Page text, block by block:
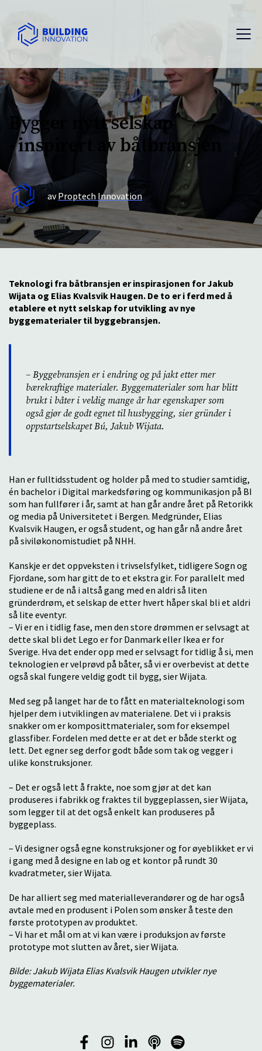
Bygger nytt selskap
- inspirert av båtbransjen
avProptech Innovation
Teknologi fra båtbransjen er inspirasjonen forJakub
Wijata og Elias Kvalsvik Haugen. De to er i ferd med å
etablere et nytt selskap for utvikling av nye
byggematerialer til byggebransjen.
– Byggebransjen er i endring og på jakt etter mer
bærekraftige materialer. Byggematerialer som har blitt
brukt i båter i veldig mange år har egenskaper som
også gjør de godt egnet til husbygging, sier gründer i
oppstartselskapet Bú, Jakub Wijata.
Han er fulltidsstudent og holder på med to studier samtidig,
én bachelor i Digital markedsføring og kommunikasjon på BI
som han fullfører i år, samt at han går andre året på Retorikk
og media på Universitetet i Bergen. Medgründer, Elias
Kvalsvik Haugen, er også student, og han går nå andre året
på siviløkonomistudiet på NHH.
Kanskje er det oppveksten i trivselsfylket, tidligere Sogn og
Fjordane, som har gitt de to et ekstra gir. For parallelt med
studiene er de nå i altså gang med en aldri så liten
gründerdrøm, et selskap de etter hvert håper skal bli et aldri
så lite eventyr.
– Vi er en i tidlig fase, men den store drømmen er selvsagt at
dette skal bli det Lego er for Danmark eller Ikea er for
Sverige. Hva det ender opp med er selvsagt for tidlig å si, men
teknologien er velprøvd på båter, så vi er overbevist at dette
også skal fungere veldig godt til bygg, sier Wijata.
Med seg på langet har de to fått en materialteknologi som
hjelper dem i utviklingen av materialene. Det vi i praksis
snakker om er komposittmaterialer, som for eksempel
glassfiber. Fordelen med dette er at det er både sterkt og
lett. Det egner seg derfor godt både som tak og vegger i
ulike konstruksjoner.
– Det er også lett å frakte, noe som gjør at det kan
produseres i fabrikk og fraktes til byggeplassen, sier Wijata,
som legger til at det også enkelt kan produseres på
byggeplass.
– Vi designer også egne konstruksjoner og for øyeblikket er vi
i gang med å designe en lab og et kontor på rundt 30
kvadratmeter, sier Wijata.
De har alliert seg med materialleverandører og de har også
avtale med en produsent i Polen som ønsker å teste den
første prototypen av produktet.
– Vi har et mål om at vi kan være i produksjon av første
prototype mot slutten av året, sier Wijata.
Bilde: Jakub Wijata Elias Kvalsvik Haugen utvikler nye
byggematerialer.